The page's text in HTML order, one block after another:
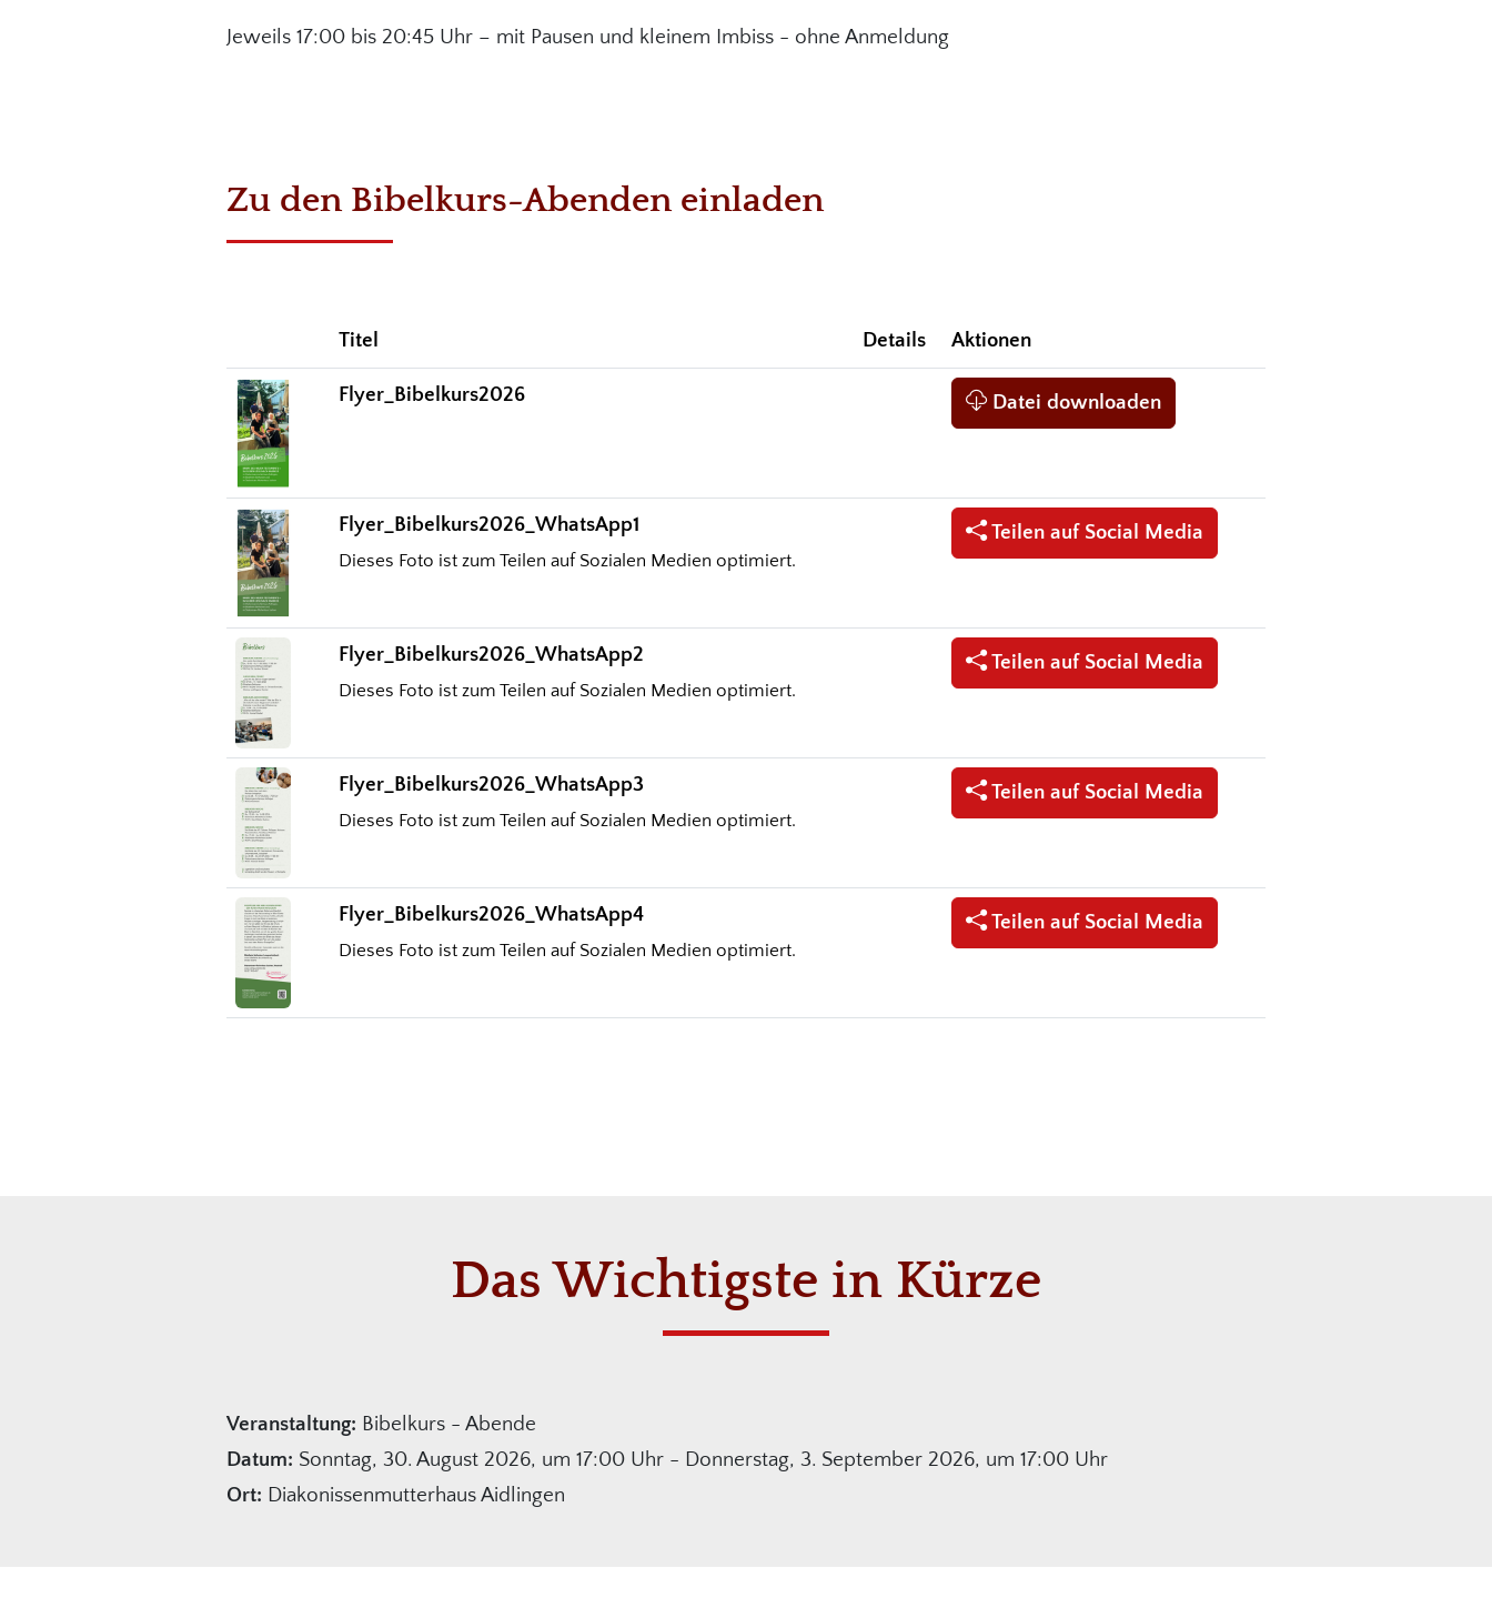
Jeweils 17:00 bis 20:45 Uhr – mit Pausen und kleinem Imbiss - ohne Anmeldung
Zu den Bibelkurs-Abenden einladen
Titel Details Aktionen
Flyer_Bibelkurs2026 Datei downloaden
Flyer_Bibelkurs2026_WhatsApp1
Dieses Foto ist zum Teilen auf Sozialen Medien optimiert.
Teilen auf Social Media
Flyer_Bibelkurs2026_WhatsApp2
Dieses Foto ist zum Teilen auf Sozialen Medien optimiert.
Teilen auf Social Media
Flyer_Bibelkurs2026_WhatsApp3
Dieses Foto ist zum Teilen auf Sozialen Medien optimiert.
Teilen auf Social Media
Flyer_Bibelkurs2026_WhatsApp4
Dieses Foto ist zum Teilen auf Sozialen Medien optimiert.
Teilen auf Social Media
Das Wichtigste in Kürze
Veranstaltung: Bibelkurs - Abende
Datum: Sonntag, 30. August 2026, um 17:00 Uhr - Donnerstag, 3. September 2026, um 17:00 Uhr
Ort: Diakonissenmutterhaus Aidlingen